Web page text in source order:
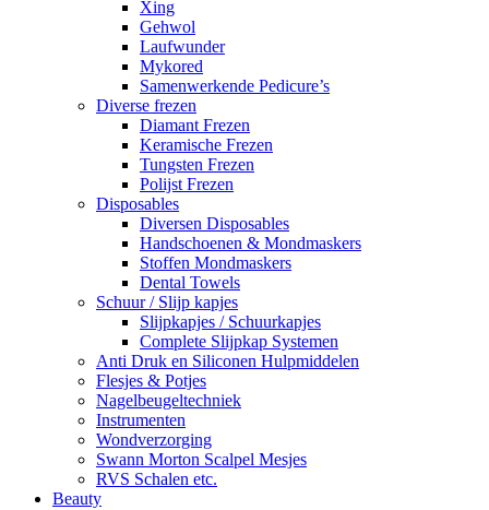
Xing
Gehwol
Laufwunder
Mykored
Samenwerkende Pedicure’s
Diverse frezen
Diamant Frezen
Keramische Frezen
Tungsten Frezen
Polijst Frezen
Disposables
Diversen Disposables
Handschoenen & Mondmaskers
Stoffen Mondmaskers
Dental Towels
Schuur / Slijp kapjes
Slijpkapjes / Schuurkapjes
Complete Slijpkap Systemen
Anti Druk en Siliconen Hulpmiddelen
Flesjes & Potjes
Nagelbeugeltechniek
Instrumenten
Wondverzorging
Swann Morton Scalpel Mesjes
RVS Schalen etc.
Beauty